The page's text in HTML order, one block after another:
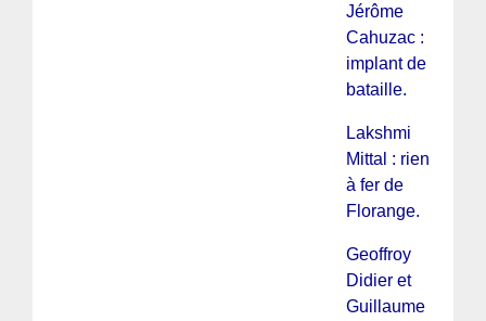
Jérôme
Cahuzac :
implant de
bataille.
Lakshmi
Mittal : rien
à fer de
Florange.
Geoffroy
Didier et
Guillaume